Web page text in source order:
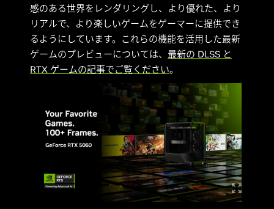
感のある世界をレンダリングし、より優れた、より
リアルで、より楽しいゲームをゲーマーに提供でき
るようにしています。これらの機能を活用した最新
ゲームのプレビューについては、 最新の DLSS と
RTX ゲームの記事でご覧ください。